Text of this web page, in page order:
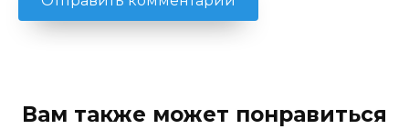
Вам также может понравиться